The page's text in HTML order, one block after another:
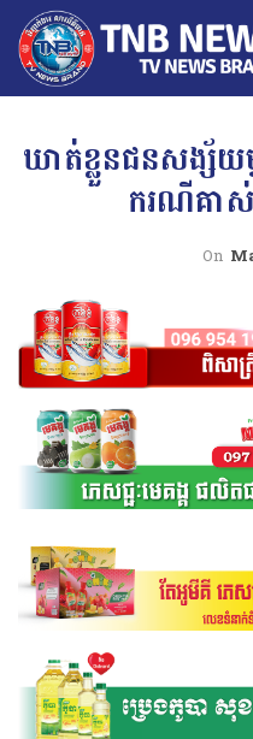
ឃាត់ខ្លួនជនសង្ស័យ
ករណីគាស់
On